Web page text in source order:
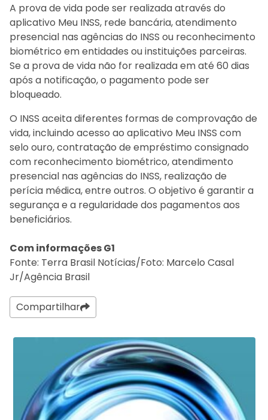
A prova de vida pode ser realizada através do
aplicativo Meu INSS, rede bancária, atendimento
presencial nas agências do INSS ou reconhecimento
biométrico em entidades ou instituições parceiras.
Se a prova de vida não for realizada em até 60 dias
após a notificação, o pagamento pode ser
bloqueado.
O INSS aceita diferentes formas de comprovação de
vida, incluindo acesso ao aplicativo Meu INSS com
selo ouro, contratação de empréstimo consignado
com reconhecimento biométrico, atendimento
presencial nas agências do INSS, realização de
perícia médica, entre outros. O objetivo é garantir a
segurança e a regularidade dos pagamentos aos
beneficiários.
Com informações G1
Fonte: Terra Brasil Notícias/Foto: Marcelo Casal
Jr/Agência Brasil
Compartilhar